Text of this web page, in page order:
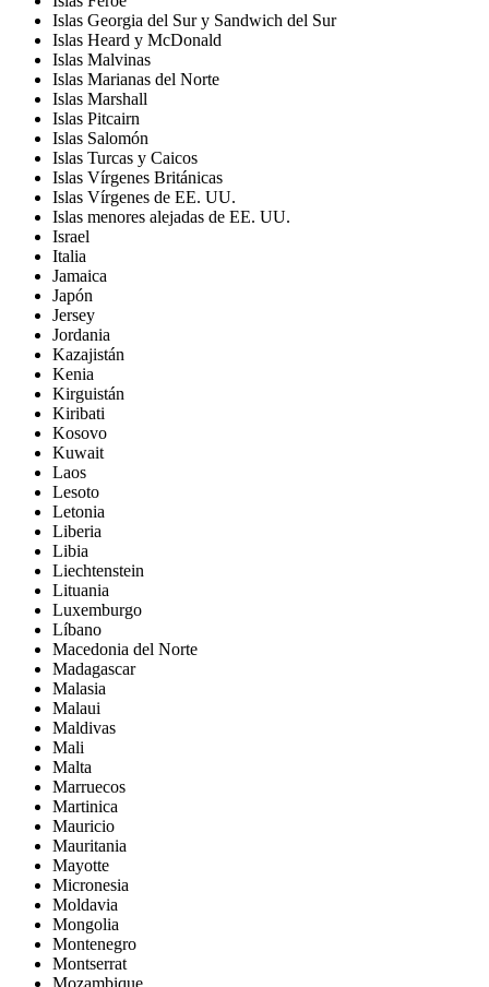
Islas Georgia del Sur y Sandwich del Sur
Islas Heard y McDonald
Islas Malvinas
Islas Marianas del Norte
Islas Marshall
Islas Pitcairn
Islas Salomón
Islas Turcas y Caicos
Islas Vírgenes Británicas
Islas Vírgenes de EE. UU.
Islas menores alejadas de EE. UU.
Israel
Italia
Jamaica
Japón
Jersey
Jordania
Kazajistán
Kenia
Kirguistán
Kiribati
Kosovo
Kuwait
Laos
Lesoto
Letonia
Liberia
Libia
Liechtenstein
Lituania
Luxemburgo
Líbano
Macedonia del Norte
Madagascar
Malasia
Malaui
Maldivas
Mali
Malta
Marruecos
Martinica
Mauricio
Mauritania
Mayotte
Micronesia
Moldavia
Mongolia
Montenegro
Montserrat
Mozambique